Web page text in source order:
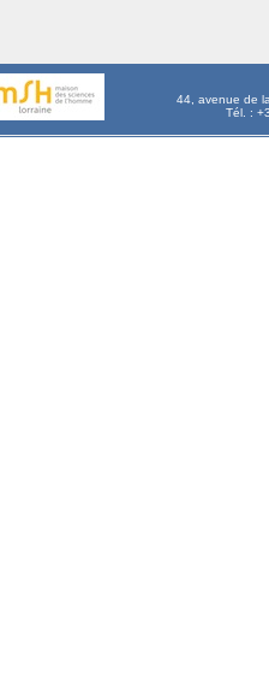
44, avenue de
Tél. :